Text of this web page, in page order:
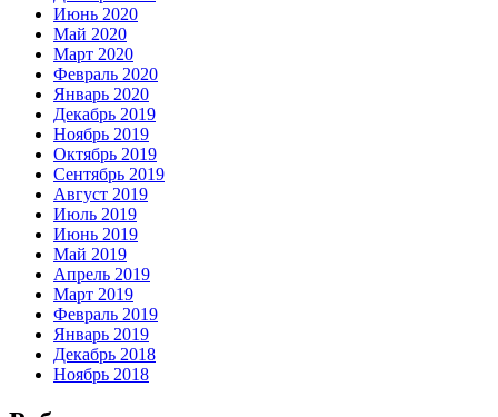
Июнь 2020
Май 2020
Март 2020
Февраль 2020
Январь 2020
Декабрь 2019
Ноябрь 2019
Октябрь 2019
Сентябрь 2019
Август 2019
Июль 2019
Июнь 2019
Май 2019
Апрель 2019
Март 2019
Февраль 2019
Январь 2019
Декабрь 2018
Ноябрь 2018